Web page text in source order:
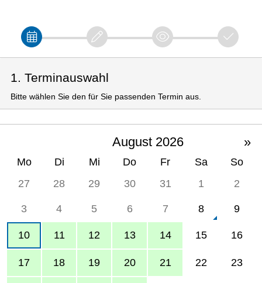
1. Terminauswahl
Bitte wählen Sie den für Sie passenden Termin aus.
August 2026 »
Mo Di Mi Do Fr Sa
So
27
28 29 30 31 1 2
3 4 5 6 7 8 9
10 11 12 13 14 15 16
17 18 19 20 21 22 23